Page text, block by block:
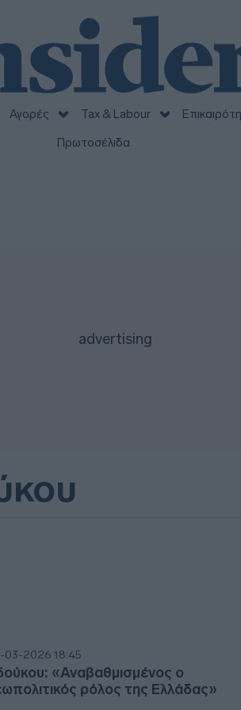
Αγορές Tax & Labour
Πρωτοσέλιδα
03-2026 18:45
«Αναβαθμισμένος ο
ρόλος της Ελλάδας»